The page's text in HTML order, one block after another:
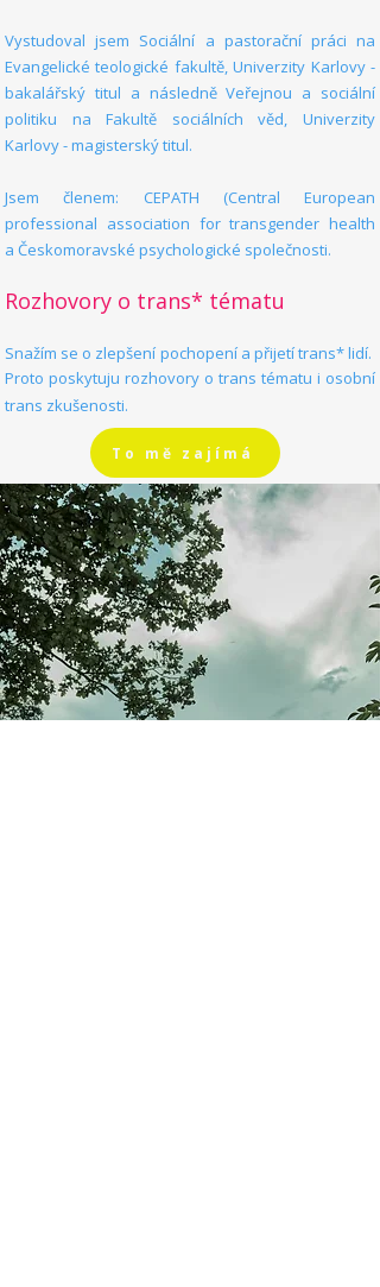
Vystudoval jsem Sociální a pastorační práci na
Evangelické teologické fakultě, Univerzity Karlovy -
bakalářský titul a následně Veřejnou a sociální
politiku na Fakultě sociálních věd, Univerzity
Karlovy - magisterský titul.
Jsem členem: CEPATH (Central European
professional association for transgender health
a Českomoravské psychologické společnosti.
Rozhovory o trans* tématu
Snažím se o zlepšení pochopení a přijetí trans* lidí.
Proto poskytuju rozhovory o trans tématu i osobní
trans zkušenosti.
To mě zajímá